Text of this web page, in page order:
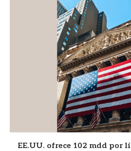
EE.UU. ofrece 102 mdd por